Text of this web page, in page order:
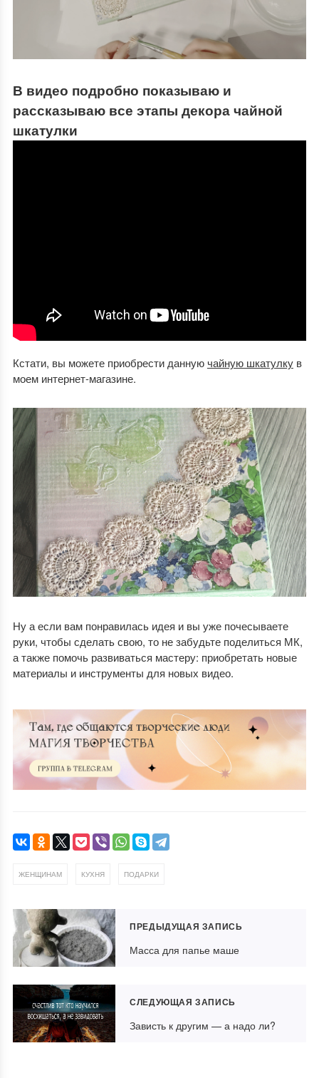
В видео подробно показываю и
рассказываю все этапы декора чайной
шкатулки
Кстати, вы можете приобрести данную чайную шкатулкув
моем интернет-магазине.
Ну а если вам понравилась идея и вы уже почесываете
руки, чтобы сделать свою, то не забудьте поделиться МК,
а также помочь развиваться мастеру: приобретать новые
материалы и инструменты для новых видео.
ЖЕНЩИНАМ КУХНЯ ПОДАРКИ
ПРЕДЫДУЩАЯ ЗАПИСЬ
Масса для папье маше
СЛЕДУЮЩАЯ ЗАПИСЬ
Зависть к другим — а надо ли?